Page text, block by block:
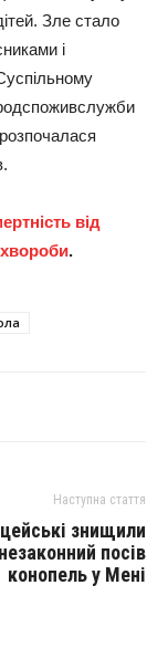
Зле стало
і
від
.
Наступна стаття
знищили
незаконний посів
конопель у Мені